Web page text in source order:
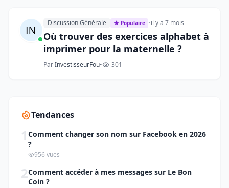
Discussion Générale Populaire •il y a 7 mois
Où trouver des exercices alphabet à
imprimer pour la maternelle ?
ParInvestisseurFou• 301
Tendances
1 Comment changer son nom sur Facebook en 2026
?
956 vues
2Comment accéder à mes messages sur Le Bon
Coin ?